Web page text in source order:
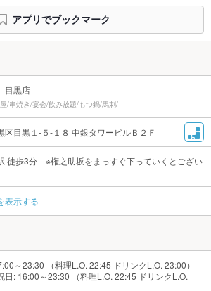
アプリでブックマーク
目黒店
/串焼き/宴会/飲み放題/もつ鍋/馬刺/
区目黒１-５-１８ 中銀タワービルＢ２Ｆ
徒歩3分 ※権之助坂をまっすぐ下っていくとござい
表示する
～23:30 （料理L.O. 22:45 ドリンクL.O. 23:00）
日: 16:00～23:30 （料理L.O. 22:45 ドリンクL.O.